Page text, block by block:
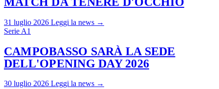
31 luglio 2026 Leggi la news →
Serie A1
CAMPOBASSO SARÀ LA SEDE
DELL'OPENING DAY 2026
30 luglio 2026 Leggi la news →